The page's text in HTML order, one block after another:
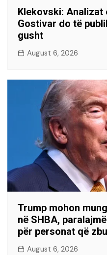
Klekovski: Analizat
Gostivar do të
gusht
August 6, 2026
Trump mohon
në SHBA,
për personat që
August 6, 2026